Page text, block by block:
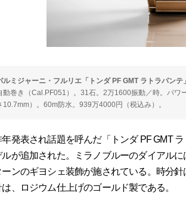
ルミジャーニ・フルリエ「トンダ PF GMT ラトラパンテ」
動巻き（Cal.PF051）。31石。2万1600振動／時。パ
10.7mm）。60m防水。939万4000円（税込み）。
発表され話題を呼んだ「トンダ PF GMT
ルが追加された。ミラノブルーのダイアル
ーンのギヨシェ装飾が施されている。時分
は、ロジウム仕上げのゴールド製である。